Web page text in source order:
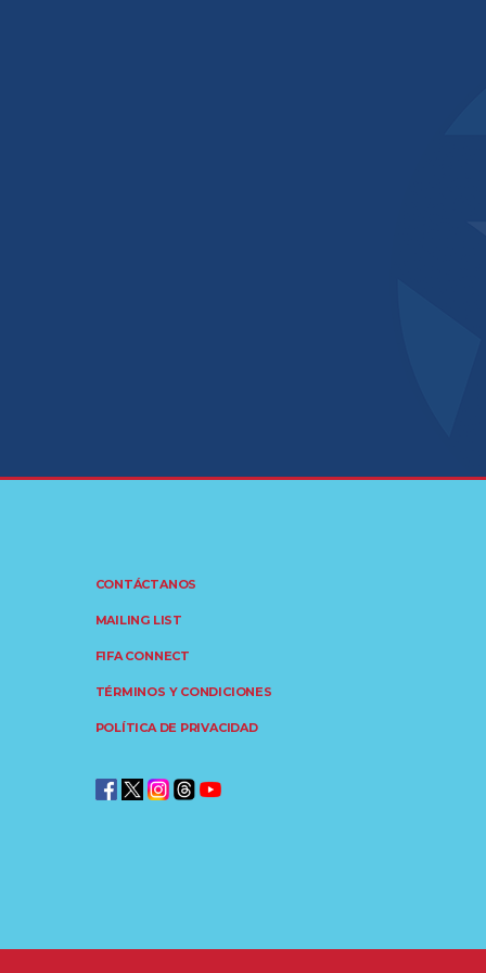
CONTÁCTANOS
MAILING LIST
FIFA CONNECT
TÉRMINOS Y CONDICIONES
POLÍTICA DE PRIVACIDAD